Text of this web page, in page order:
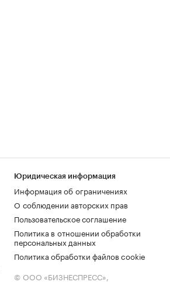
Юридическая информация
Информация об ограничениях
О соблюдении авторских прав
Пользовательское соглашение
Политика в отношении обработки
персональных данных
Политика обработки файлов cookie
© ООО «БИЗНЕСПРЕСС»,